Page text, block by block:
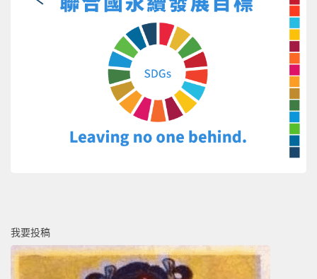
我要投稿